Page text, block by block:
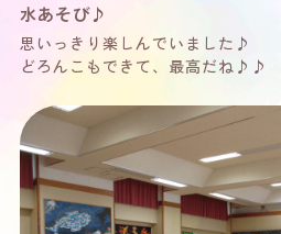
水あそび♪
思いっきり楽しんでいました♪
どろんこもできて、最高だね♪♪